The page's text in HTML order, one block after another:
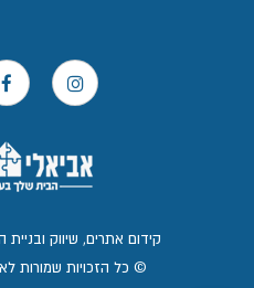
© כל הזכויות שמורות לאביאלי
קידום אתרים, שיווק